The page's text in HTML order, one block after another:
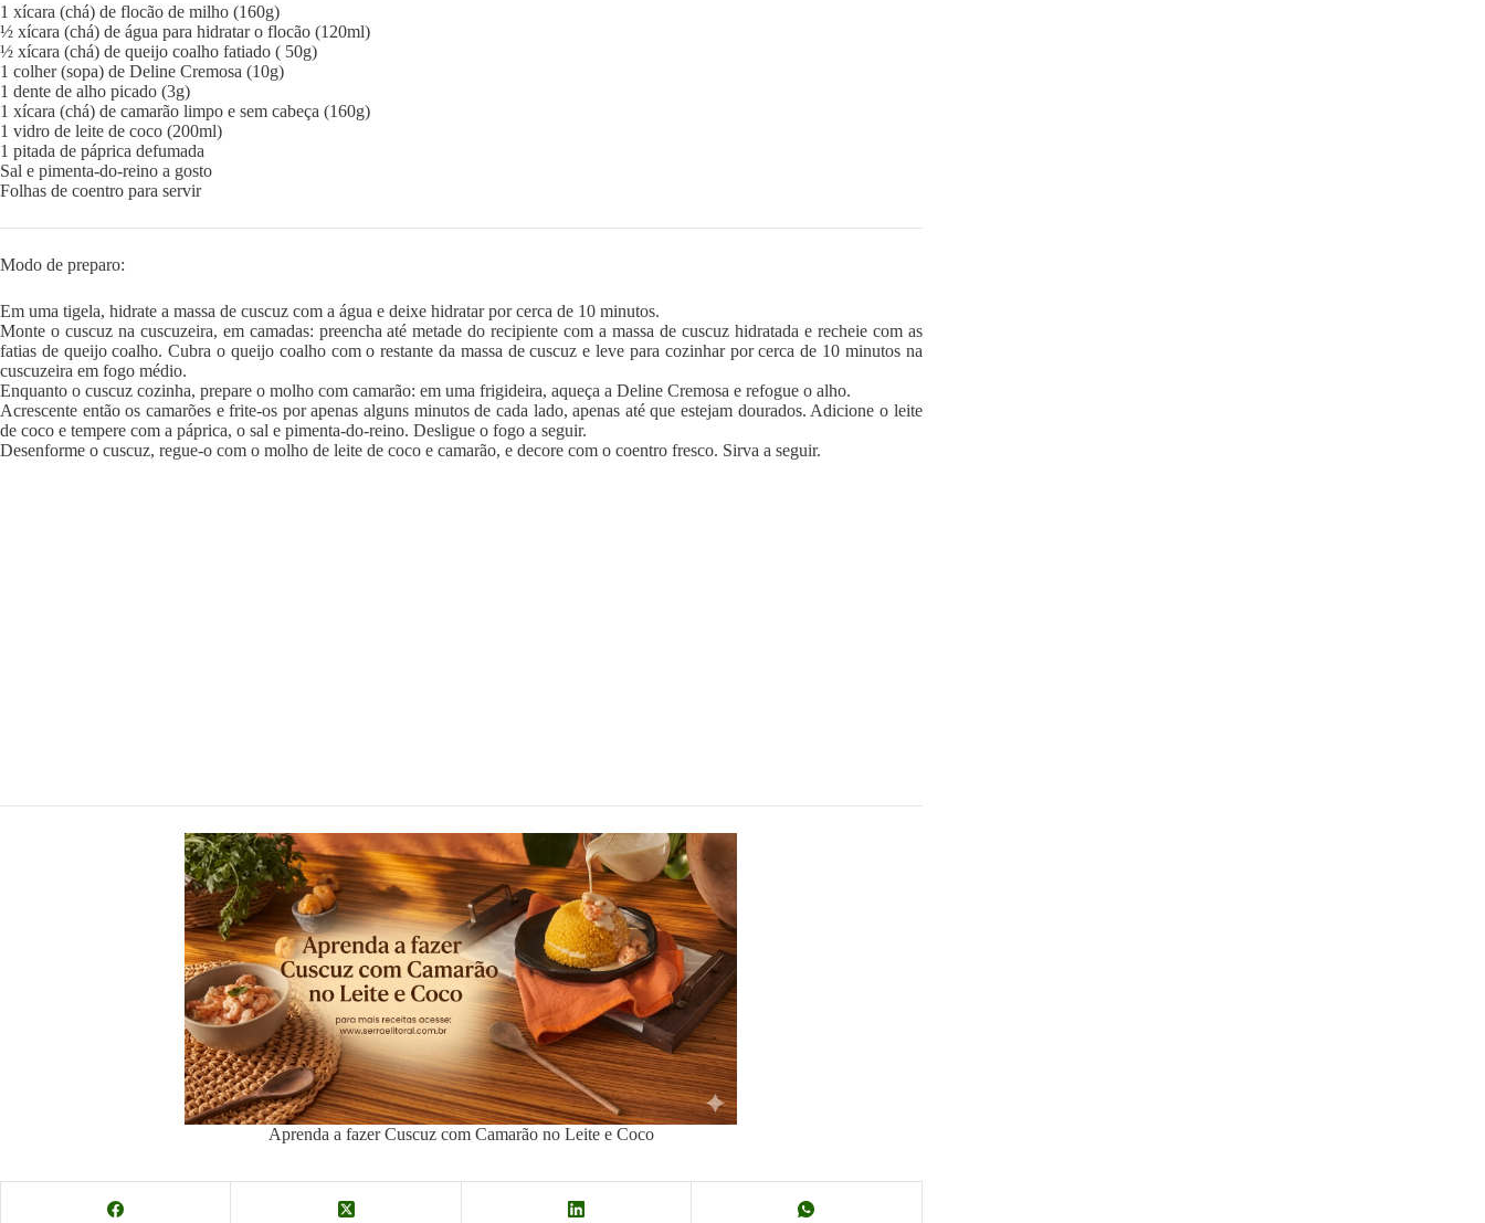
1 xícara (chá) de flocão de milho (160g)
½ xícara (chá) de água para hidratar o flocão (120ml)
½ xícara (chá) de queijo coalho fatiado ( 50g)
1 colher (sopa) de Deline Cremosa (10g)
1 dente de alho picado (3g)
1 xícara (chá) de camarão limpo e sem cabeça (160g)
1 vidro de leite de coco (200ml)
1 pitada de páprica defumada
Sal e pimenta-do-reino a gosto
Folhas de coentro para servir
Modo de preparo:
Em uma tigela, hidrate a massa de cuscuz com a água e deixe hidratar por cerca de 10 minutos.
Monte o cuscuz na cuscuzeira, em camadas: preencha até metade do recipiente com a massa de cuscuz hidratada e recheie com as
fatias de queijo coalho. Cubra o queijo coalho com o restante da massa de cuscuz e leve para cozinhar por cerca de 10 minutos na
cuscuzeira em fogo médio.
Enquanto o cuscuz cozinha, prepare o molho com camarão: em uma frigideira, aqueça a Deline Cremosa e refogue o alho.
Acrescente então os camarões e frite-os por apenas alguns minutos de cada lado, apenas até que estejam dourados. Adicione o leite
de coco e tempere com a páprica, o sal e pimenta-do-reino. Desligue o fogo a seguir.
Desenforme o cuscuz, regue-o com o molho de leite de coco e camarão, e decore com o coentro fresco. Sirva a seguir.
Aprenda a fazer Cuscuz com Camarão no Leite e Coco